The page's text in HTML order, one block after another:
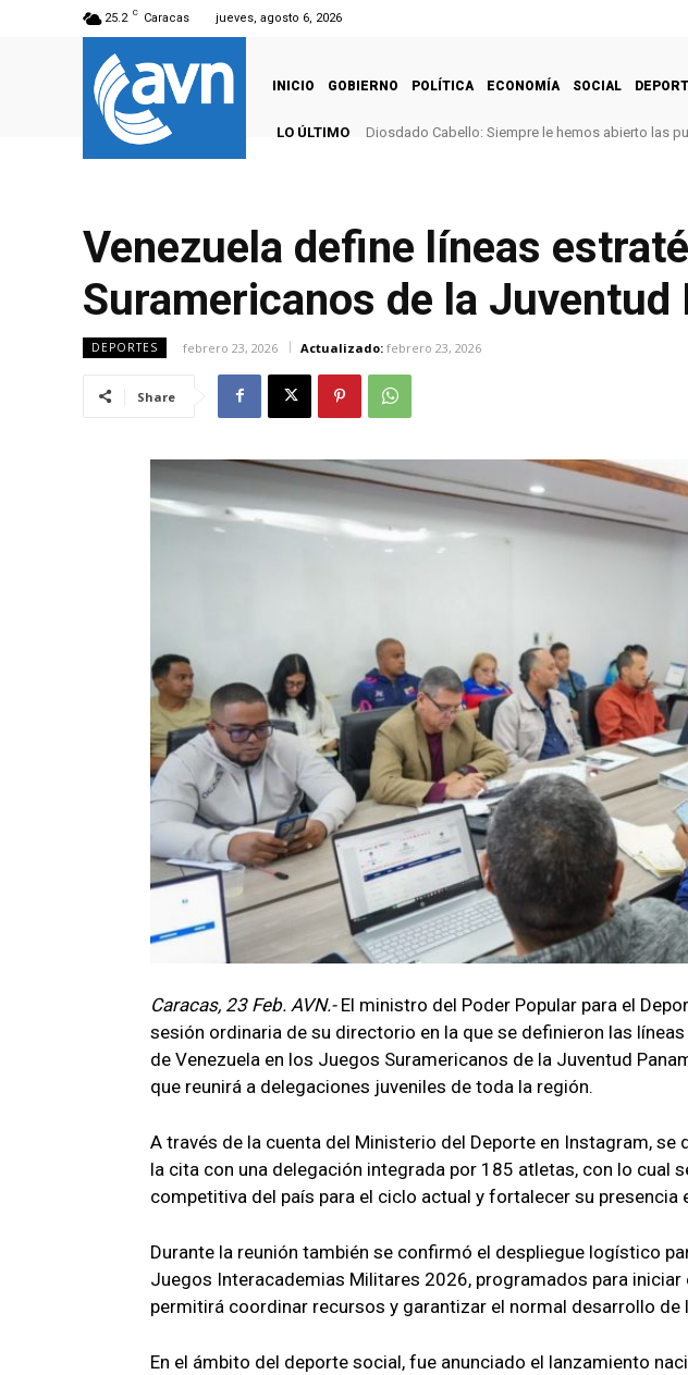
25.2 C Caracas jueves, agosto 6, 2026
INICIO GOBIERNO POLÍTICA ECONOMÍA SOCIAL
LO ÚLTIMO Diosdado Cabello: Siempre le hemos abierto las
Venezuela define líneas
Suramericanos de la Juventud
DEPORTES febrero 23, 2026 Actualizado: febrero 23, 2026
Share
Caracas, 23 Feb. AVN.- El ministro del Poder Popular para el
sesión ordinaria de su directorio en la que se definieron las
de Venezuela en los Juegos Suramericanos de la Juventud
que reunirá a delegaciones juveniles de toda la región.
A través de la cuenta del Ministerio del Deporte en Instagram, se
la cita con una delegación integrada por 185 atletas, con lo cual
competitiva del país para el ciclo actual y fortalecer su presencia
Durante la reunión también se confirmó el despliegue logístico
Juegos Interacademias Militares 2026, programados para
permitirá coordinar recursos y garantizar el normal desarrollo de
En el ámbito del deporte social, fue anunciado el lanzamiento